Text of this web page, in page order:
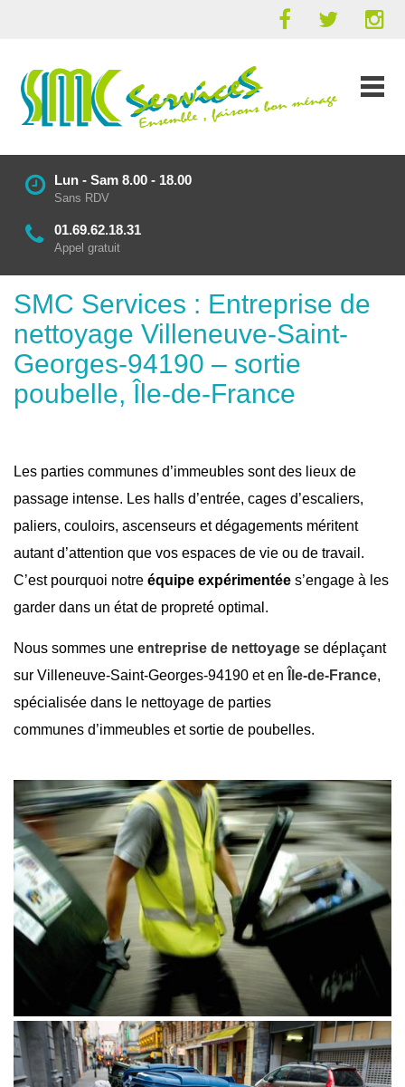
Lun - Sam 8.00 - 18.00
Sans RDV
01.69.62.18.31
Appel gratuit
SMC Services : Entreprise de
nettoyage Villeneuve-Saint-
Georges-94190 – sortie
poubelle, Île-de-France
Les parties communes d’immeubles sont des lieux de
passage intense. Les halls d’entrée, cages d’escaliers,
paliers, couloirs, ascenseurs et dégagements méritent
autant d’attention que vos espaces de vie ou de travail.
C’est pourquoi notre équipe expérimentée s’engage à les
garder dans un état de propreté optimal.
Nous sommes une entreprise de nettoyage se déplaçant
sur Villeneuve-Saint-Georges-94190 et en Île-de-France,
spécialisée dans le nettoyage de parties
communes d’immeubles etsortie de poubelles.